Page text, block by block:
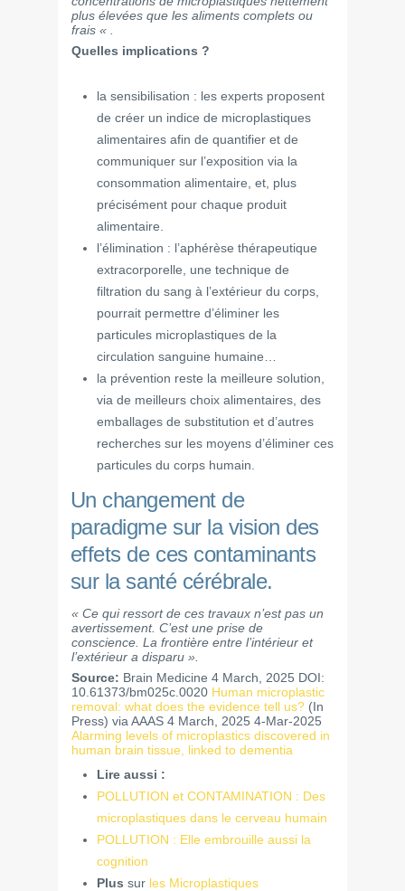
plus élevées que les aliments complets ou
frais « .
Quelles implications ?
la sensibilisation : les experts proposent
de créer un indice de microplastiques
alimentaires afin de quantifier et de
communiquer sur l’exposition via la
consommation alimentaire, et, plus
précisément pour chaque produit
alimentaire.
l’élimination : l’aphérèse thérapeutique
extracorporelle, une technique de
filtration du sang à l’extérieur du corps,
pourrait permettre d’éliminer les
particules microplastiques de la
circulation sanguine humaine…
la prévention reste la meilleure solution,
via de meilleurs choix alimentaires, des
emballages de substitution et d’autres
recherches sur les moyens d’éliminer ces
particules du corps humain.
Un changement de
paradigme sur la vision des
effets de ces contaminants
sur la santé cérébrale.
« Ce qui ressort de ces travaux n’est pas un
avertissement. C’est une prise de
conscience. La frontière entre l’intérieur et
l’extérieur a disparu ».
Source: Brain Medicine 4 March, 2025 DOI:
10.61373/bm025c.0020 Human microplastic
removal: what does the evidence tell us? (In
Press) via AAAS 4 March, 2025 4-Mar-2025
Alarming levels of microplastics discovered in
human brain tissue, linked to dementia
Lire aussi :
POLLUTION et CONTAMINATION : Des
microplastiques dans le cerveau humain
POLLUTION : Elle embrouille aussi la
cognition
Plus sur les Microplastiques